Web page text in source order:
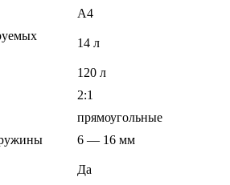
A4
14 л
120 л
2:1
прямоугольные
6 — 16 мм
Да